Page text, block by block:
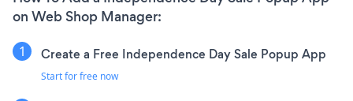
on Web Shop Manager:
Create a Free Independence Day Sale Popup App
Start for free now